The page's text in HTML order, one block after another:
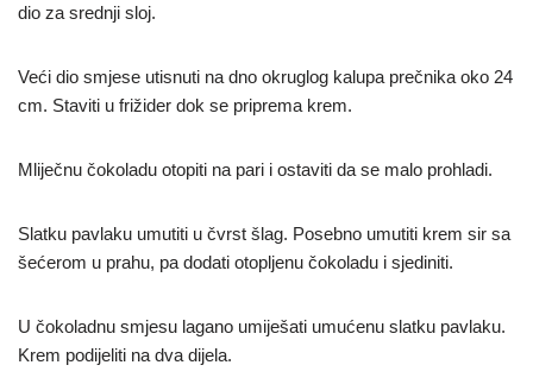
dio za srednji sloj.
Veći dio smjese utisnuti na dno okruglog kalupa prečnika oko 24
cm. Staviti u frižider dok se priprema krem.
Mliječnu čokoladu otopiti na pari i ostaviti da se malo prohladi.
Slatku pavlaku umutiti u čvrst šlag. Posebno umutiti krem sir sa
šećerom u prahu, pa dodati otopljenu čokoladu i sjediniti.
U čokoladnu smjesu lagano umiješati umućenu slatku pavlaku.
Krem podijeliti na dva dijela.